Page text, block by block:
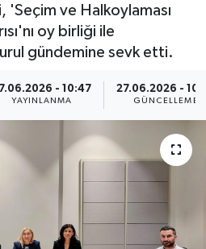
'Seçim ve Halkoylaması
oy birliği ile
gündemine sevk etti.
- 10:47
YAYINLANMA
27.06.2026 -
GÜNCELLEME